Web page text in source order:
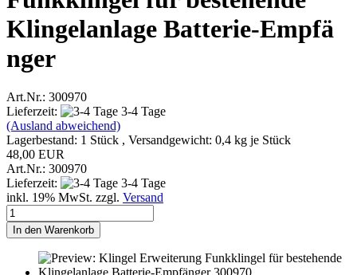
Klingelanlage Batterie-Empfä
nger
Art.Nr.: 300970
Lieferzeit:
3-4 Tage
(Ausland abweichend)
Lagerbestand: 1 Stück , Versandgewicht: 0,4 kg je Stück
48,00 EUR
Art.Nr.: 300970
Lieferzeit:
3-4 Tage
inkl. 19% MwSt. zzgl. Versand
In den Warenkorb